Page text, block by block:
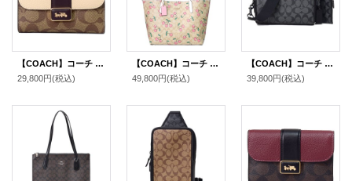
【COACH】コーチ コーティングキャンバス レザー シグネチャー グレース ミディアム ウォレット フラップ 二つ折り財布 ライトカーキチャークマルチ（日本未発売）
29,800円(税込)
【COACH】コーチ コーティングキャンバス レザー シグネチャー チェリー さくらんぼ ロゴ シティ トートバッグ ライトカーキマルチ〔日本未発売〕
49,800円(税込)
【COACH】コーチ コーティングキャンバス レザー シグネチャー アクセル コインケース ポーチ付き 2way クラッチ クロスボディ ショルダーバッグ チャコール（日本未発売）
39,800円(税込)